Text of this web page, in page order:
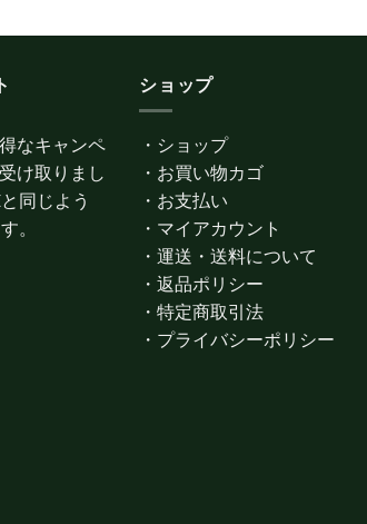
なキャンペ
け取りまし
同じよう
。
ショップ
・ ショップ
・ お買い物カゴ
・ お支払い
・ マイアカウント
・ 運送・送料について
・ 返品ポリシー
・ 特定商取引法
・ プライバシーポリシー